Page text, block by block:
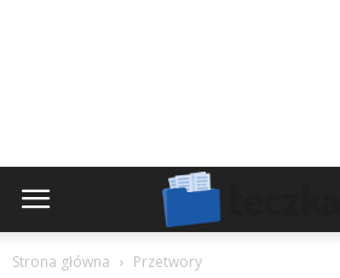
Strona główna Przetwory